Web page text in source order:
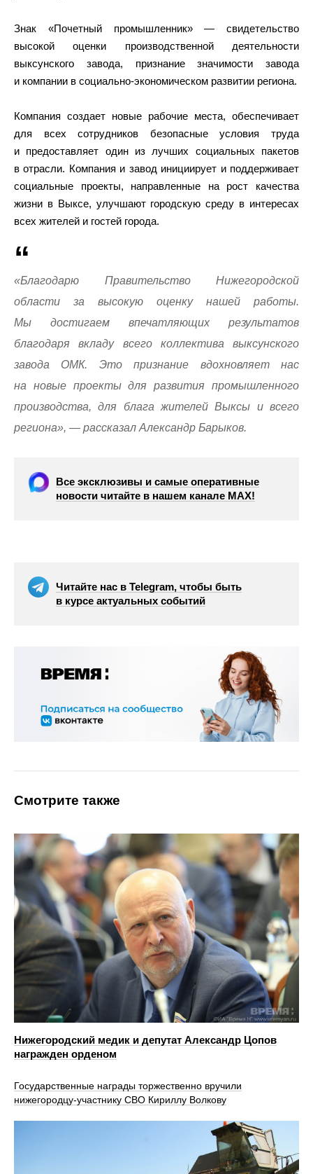
Знак «Почетный промышленник» — свидетельство
высокой оценки производственной деятельности
выксунского завода, признание значимости завода
и компании в социально-экономическом развитии региона.
Компания создает новые рабочие места, обеспечивает
для всех сотрудников безопасные условия труда
и предоставляет один из лучших социальных пакетов
в отрасли. Компания и завод инициирует и поддерживает
социальные проекты, направленные на рост качества
жизни в Выксе, улучшают городскую среду в интересах
всех жителей и гостей города.
«Благодарю Правительство Нижегородской
области за высокую оценку нашей работы.
Мы достигаем впечатляющих результатов
благодаря вкладу всего коллектива выксунского
завода ОМК. Это признание вдохновляет нас
на новые проекты для развития промышленного
производства, для блага жителей Выксы и всего
региона», — рассказал Александр Барыков.
Все эксклюзивы и самые оперативные
новости читайте в нашем канале МАХ!
Читайте нас в Telegram, чтобы быть
в курсе актуальных событий
Смотрите также
Нижегородский медик и депутат Александр Цопов
награжден орденом
Государственные награды торжественно вручили
нижегородцу-участнику СВО Кириллу Волкову